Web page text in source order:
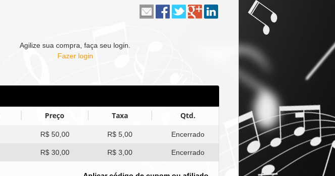
Agilize sua compra, faça seu login.
Fazer login
Preço Taxa Qtd.
R$ 50,00 R$ 5,00 Encerrado
R$ 30,00 R$ 3,00 Encerrado